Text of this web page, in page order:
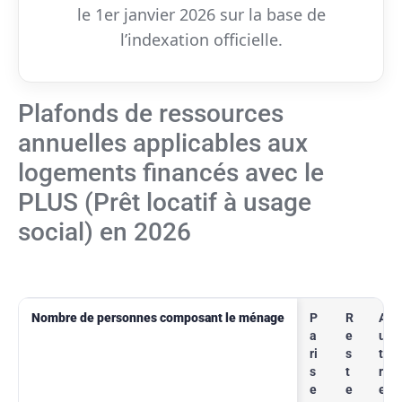
le 1er janvier 2026 sur la base de
l’indexation officielle.
Plafonds de ressources
annuelles applicables aux
logements financés avec le
PLUS (Prêt locatif à usage
social) en 2026
Nombre de personnes composant le ménage
P
a
ri
s
e
R
e
s
t
e
A
u
t
r
e